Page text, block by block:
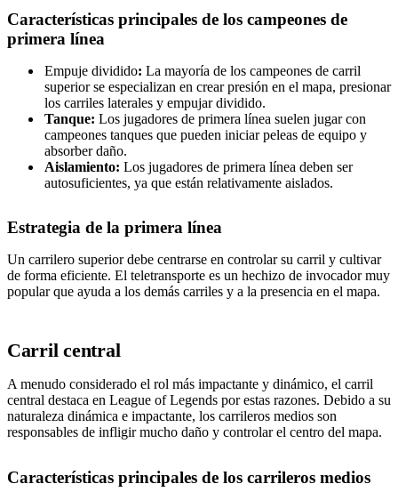
Características principales de los campeones de
primera línea
Empuje dividido: La mayoría de los campeones de carril
superior se especializan en crear presión en el mapa, presionar
los carriles laterales y empujar dividido.
Tanque: Los jugadores de primera línea suelen jugar con
campeones tanques que pueden iniciar peleas de equipo y
absorber daño.
Aislamiento: Los jugadores de primera línea deben ser
autosuficientes, ya que están relativamente aislados.
Estrategia de la primera línea
Un carrilero superior debe centrarse en controlar su carril y cultivar
de forma eficiente. El teletransporte es un hechizo de invocador muy
popular que ayuda a los demás carriles y a la presencia en el mapa.
Carril central
A menudo considerado el rol más impactante y dinámico, el carril
central destaca en League of Legends por estas razones. Debido a su
naturaleza dinámica e impactante, los carrileros medios son
responsables de infligir mucho daño y controlar el centro del mapa.
Características principales de los carrileros medios